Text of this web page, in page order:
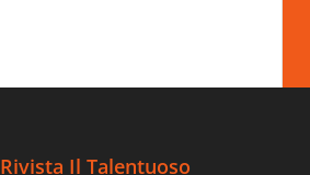
Rivista Il Talentuoso